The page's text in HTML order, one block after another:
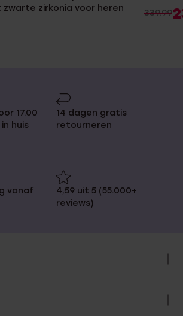
zirkonia voor heren
339.99
17.00
huis
14 dagen gratis
retourneren
vanaf
4,59 uit 5 (55.000+
reviews)